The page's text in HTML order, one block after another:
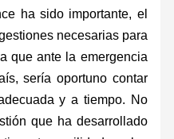
ha sido importante, el
necesarias para
que ante la emergencia
sería oportuno contar
y a tiempo. No
que ha desarrollado